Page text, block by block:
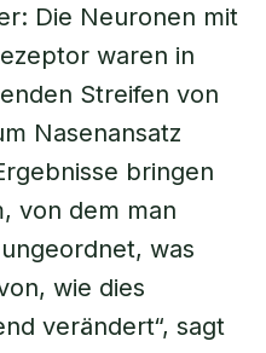
Die Neuronen mit
waren in
Streifen von
Nasenansatz
bringen
von dem man
was
wie dies
verändert“, sagt